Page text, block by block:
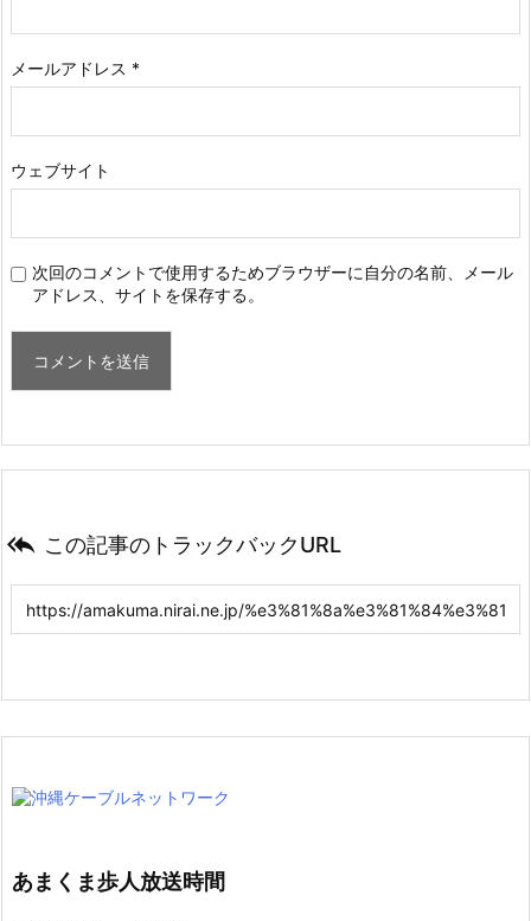
メールアドレス *
ウェブサイト
次回のコメントで使用するためブラウザーに自分の名前、メール
アドレス、サイトを保存する。
 この記事のトラックバックURL
あまくま歩人放送時間